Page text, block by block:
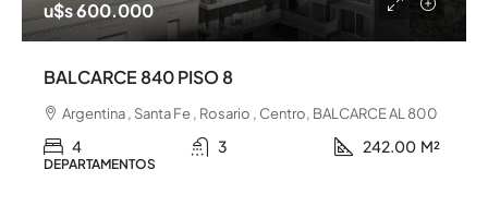
u$s 600.000
BALCARCE 840 PISO 8
Argentina , Santa Fe , Rosario , Centro, BALCARCE AL 800
4 3 242.00 M²
DEPARTAMENTOS